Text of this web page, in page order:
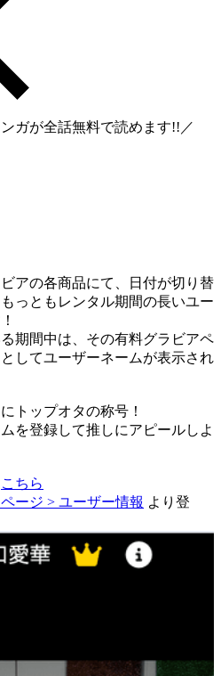
ガが全話無料で読めます!!／
アの各商品にて、日付が切り替
もっともレンタル期間の長いユー
期間中は、 その有料グラビアペ
してユーザーネームが表示され
トップオタの称号！
を登録して推しにアピールしよ
こちら
ージ > ユーザー情報 より登